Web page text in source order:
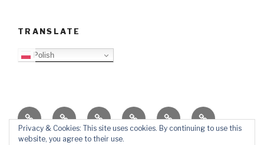
TRANSLATE
Polish
O
blogu
Top
Lista
Ewangelizacja
Father
Daniel
Video
Blog
PB
KontaktŚlady
Privacy & Cookies: This site uses cookies. By continuing to use this
website, you agree to their use.